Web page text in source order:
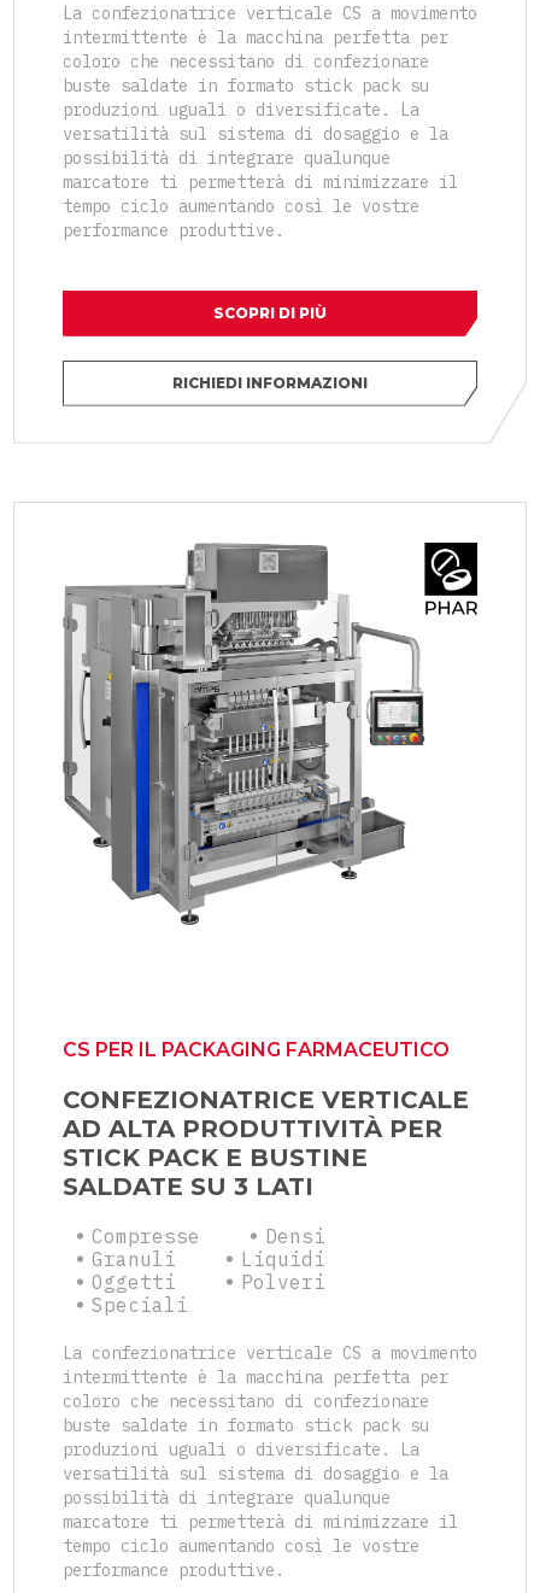
La confezionatrice verticale CS a movimento
intermittente è la macchina perfetta per
coloro che necessitano di confezionare
buste saldate in formato stick pack su
produzioni uguali o diversificate. La
versatilità sul sistema di dosaggio e la
possibilità di integrare qualunque
marcatore ti permetterà di minimizzare il
tempo ciclo aumentando così le vostre
performance produttive.
SCOPRI DI PIÙ
RICHIEDI INFORMAZIONI
CS PER IL PACKAGING FARMACEUTICO
CONFEZIONATRICE VERTICALE
AD ALTA PRODUTTIVITÀ PER
STICK PACK E BUSTINE
SALDATE SU 3 LATI
Compresse
Densi
Granuli
Liquidi
Oggetti
Polveri
Speciali
La confezionatrice verticale CS a movimento
intermittente è la macchina perfetta per
coloro che necessitano di confezionare
buste saldate in formato stick pack su
produzioni uguali o diversificate. La
versatilità sul sistema di dosaggio e la
possibilità di integrare qualunque
marcatore ti permetterà di minimizzare il
tempo ciclo aumentando così le vostre
performance produttive.